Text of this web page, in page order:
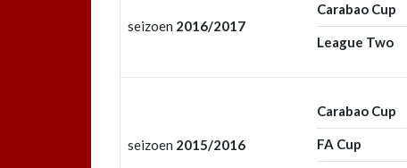
seizoen 2016/2017
Carabao Cup
League Two
seizoen 2015/2016
Carabao Cup
FA Cup